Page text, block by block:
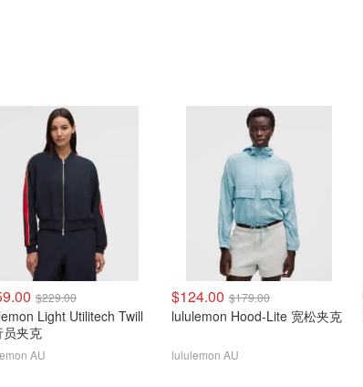
$229.00
Light Utilitech Twill
员夹克
AU
$124.00 $179.00
lululemon Hood-Lite 宽松夹克
lululemon AU